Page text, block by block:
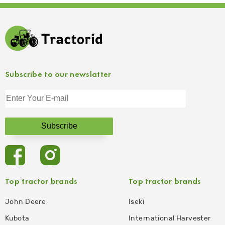
Top tractor brands
John Deere
Kubota
Top tractor brands
Iseki
International Harvester
Subscribe to our newslatter